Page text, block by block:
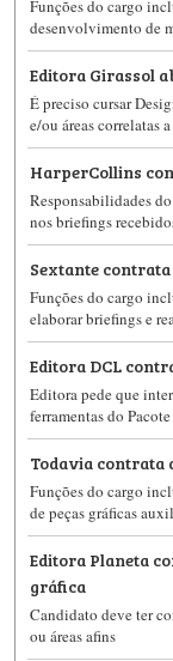
Funções do cargo
desenvolvimento de
Editora Girassol
É preciso cursar
e/ou áreas correlatas
HarperCollins
Responsabilidades
nos briefings
Sextante
Funções do cargo
elaborar briefings e
Editora DCL
Editora pede que
ferramentas do
Todavia contrata
Funções do cargo
de peças gráficas
Editora Planeta
gráfica
Candidato deve ter
ou áreas afins